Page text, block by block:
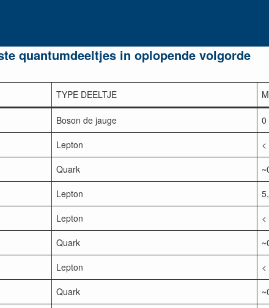
quantumdeeltjes in oplopende volgorde
TYPE DEELTJE
Boson de jauge 0
Lepton
Quark
Lepton
Lepton
Quark
Lepton
Quark